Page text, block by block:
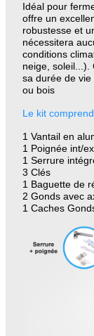
Idéal pour
offre un
robustesse et
nécessitera
conditions
neige, soleil...).
sa durée de
ou bois
Le kit
1 Vantail en
1 Poignée int/
1 Serrure
3 Clés
1 Baguette de
2 Gonds avec
1 Caches